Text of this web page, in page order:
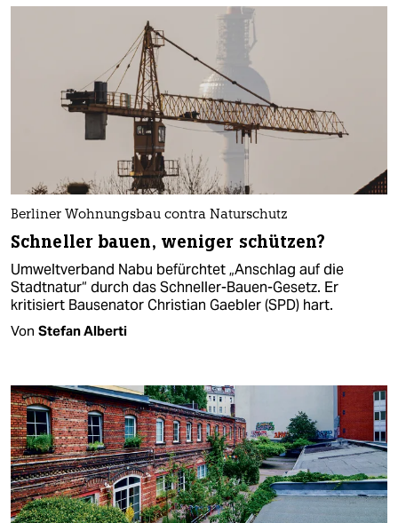
Berliner Wohnungsbau contra Naturschutz
Schneller bauen, weniger schützen?
Umweltverband Nabu befürchtet „Anschlag auf die
Stadtnatur“ durch das Schneller-Bauen-Gesetz. Er
kritisiert Bausenator Christian Gaebler (SPD) hart.
Von Stefan Alberti